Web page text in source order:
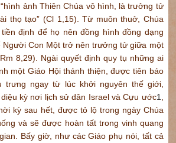
ảnh Thiên Chúa vô hình, là trưởng tử
thọ tạo” (Cl 1,15). Từ muôn thuở, Chúa
định để họ nên đồng hình đồng dạng
Người Con Một trở nên trưởng tử giữa một
8,29). Ngài quyết định quy tụ những ai
một Giáo Hội thánh thiện, được tiên báo
trưng ngay từ lúc khởi nguyên thế giới,
kỳ nơi lịch sử dân Israel và Cựu ước1
kỳ sau hết, được tỏ lộ trong ngày Chúa
và sẽ được hoàn tất trong vinh quang
Bấy giờ, như các Giáo phụ nói, tất cả